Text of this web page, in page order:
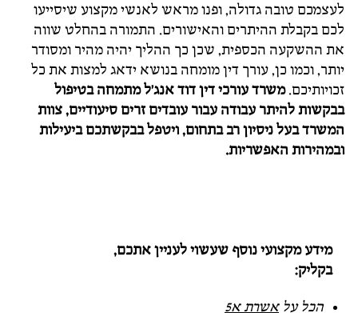
לעצמכם טובה גדולה, ופנו מראש לאנשי מקצוע שיסייעו
לכם בקבלת ההיתרים והאישורים. התמורה בהחלט שווה
את ההשקעה הכספית, שכן כך ההליך יהיה מהיר ומסודר
יותר, וכמו כן, עורך דין מומחה בנושא ידאג למצות את כל
זכויותיכם.משרד עורכי דין דוד אנג'ל מתמחה בטיפול
בבקשות להיתר עבודה עבור עובדים זרים סיעודיים, צוות
המשרד בעל ניסיון רב בתחום, ויטפל בבקשתכם ביעילות
ובמהירות האפשריות.
מידע מקצועי נוסף שעשוי לעניין אתכם,
בקליק:
הכל עלאשרת א5